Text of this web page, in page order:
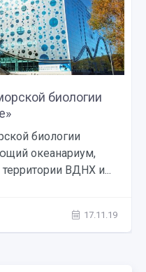
биологии
биологии
океанариум,
ВДНХ и...
17.11.19